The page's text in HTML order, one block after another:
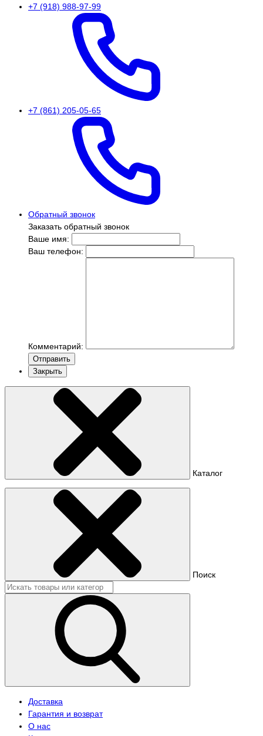
+7 (918) 988-97-99
+7 (861) 205-05-65
Обратный звонок
Заказать обратный звонок
Ваше имя:
Ваш телефон:
Комментарий:
Отправить
Закрыть
Каталог
Поиск
Доставка
Гарантия и возврат
О нас